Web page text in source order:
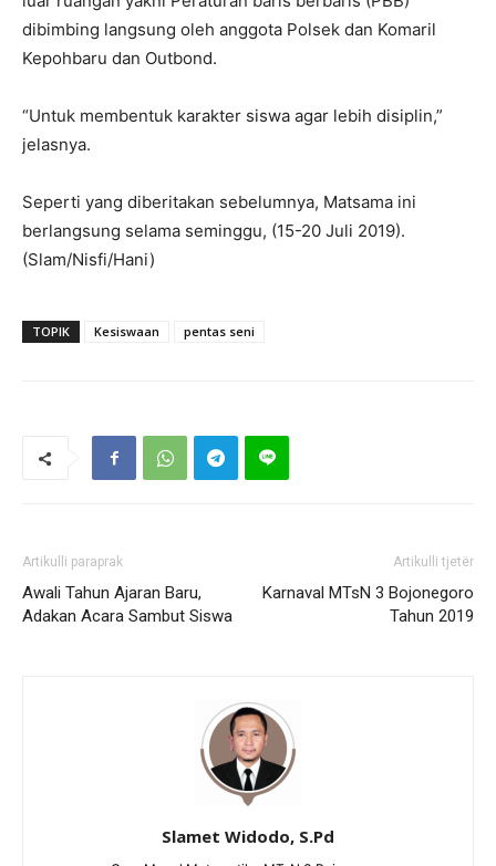
dibimbing langsung oleh anggota Polsek dan Komaril
Kepohbaru dan Outbond.
“Untuk membentuk karakter siswa agar lebih disiplin,”
jelasnya.
Seperti yang diberitakan sebelumnya, Matsama ini
berlangsung selama seminggu, (15-20 Juli 2019).
(Slam/Nisfi/Hani)
TOPIK Kesiswaan pentas seni
Artikulli paraprak
Awali Tahun Ajaran Baru,
Adakan Acara Sambut Siswa
Artikulli tjetër
Karnaval MTsN 3 Bojonegoro
Tahun 2019
Slamet Widodo, S.Pd